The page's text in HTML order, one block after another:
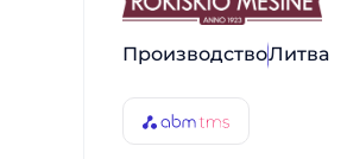
ПроизводствоЛитва